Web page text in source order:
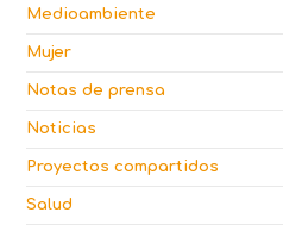
Medioambiente
Mujer
Notas de prensa
Noticias
Proyectos compartidos
Salud